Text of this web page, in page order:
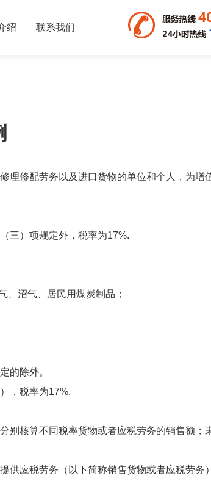
绍 联系我们
配劳务以及进口货物的单位和个人，为增
）项规定外，税率为17%.
沼气、居民用煤炭制品；
的除外。
，税率为17%.
算不同税率货物或者应税劳务的销售额；
税劳务（以下简称销售货物或者应税劳务